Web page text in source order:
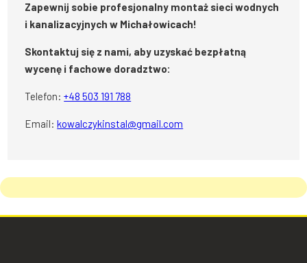
Zapewnij sobie profesjonalny montaż sieci wodnych
i kanalizacyjnych w Michałowicach!
Skontaktuj się z nami, aby uzyskać bezpłatną
wycenę i fachowe doradztwo:
Telefon:+48 503 191 788
Email:kowalczykinstal@gmail.com